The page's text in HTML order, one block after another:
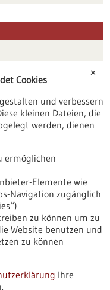
✕
Cookies
und verbessern
kleinen Dateien, die
werden, dienen
ermöglichen
Elemente wie
Navigation zugänglich
zu können um zu
Website benutzen und
zu können
Ihre